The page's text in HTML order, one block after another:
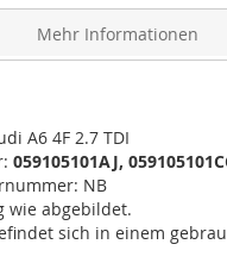
A6 4F 2.7 TDI
059105101AJ,
NB
wie abgebildet.
sich in einem
Mehr Informationen